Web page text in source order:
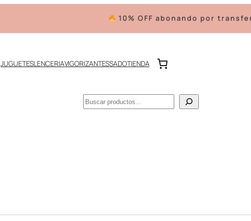
10% OFF abonando por
JUGUETESLENCERIAVIGORIZANTESSADOTIENDA
Buscar